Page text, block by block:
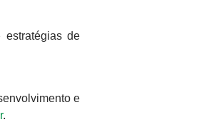
estratégias de
e
.